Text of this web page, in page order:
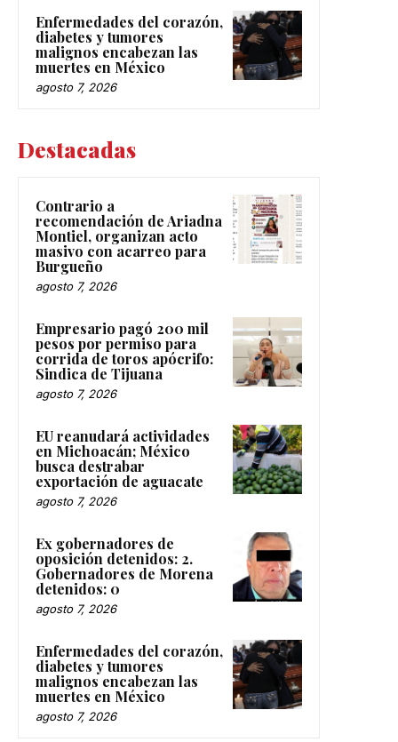
Enfermedades del corazón,
diabetes y tumores
malignos encabezan las
muertes en México
agosto 7, 2026
Destacadas
Contrario a
recomendación de Ariadna
Montiel, organizan acto
masivo con acarreo para
Burgueño
agosto 7, 2026
Empresario pagó 200 mil
pesos por permiso para
corrida de toros apócrifo:
Sindica de Tijuana
agosto 7, 2026
EU reanudará actividades
en Michoacán; México
busca destrabar
exportación de aguacate
agosto 7, 2026
Ex gobernadores de
oposición detenidos: 2.
Gobernadores de Morena
detenidos: 0
agosto 7, 2026
Enfermedades del corazón,
diabetes y tumores
malignos encabezan las
muertes en México
agosto 7, 2026